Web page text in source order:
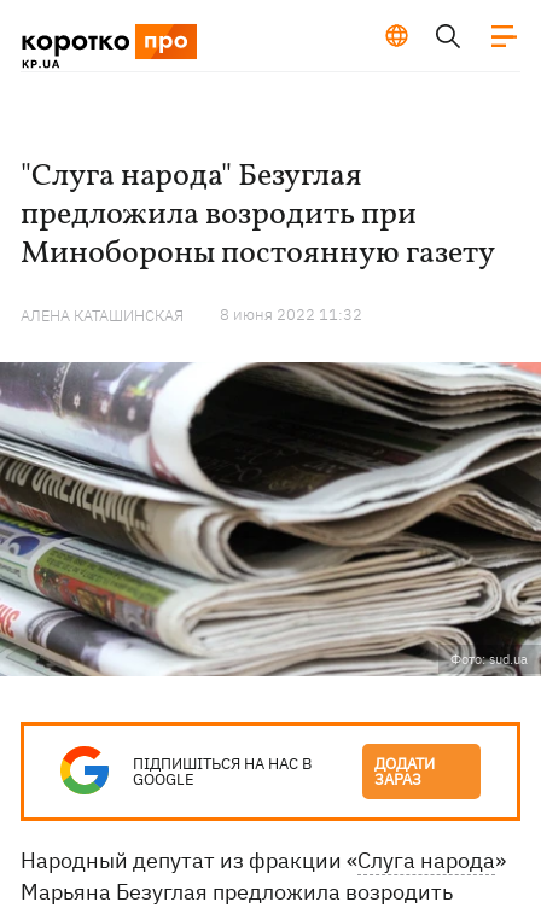
"Слуга народа" Безуглая
предложила возродить при
Минобороны постоянную газету
АЛЕНА КАТАШИНСКАЯ 8 июня 2022 11:32
Фото: sud.ua
ПІДПИШІТЬСЯ НА НАС В
GOOGLE
ДОДАТИ
ЗАРАЗ
Народный депутат из фракции «Слуга народа»
Марьяна Безуглая предложила возродить